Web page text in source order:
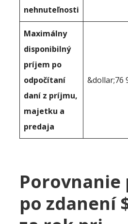
nehnuteľnosti
Maximálny
disponibilný
príjem po
odpočítaní
daní z príjmu,
majetku a
predaja
&dollar;76
po zdanení